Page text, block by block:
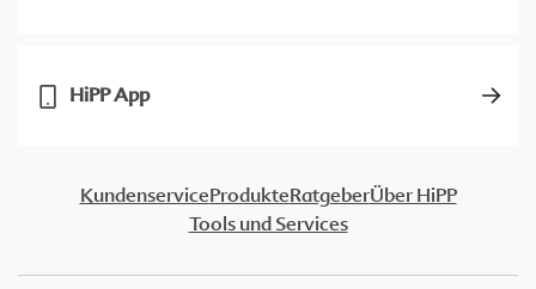
HiPP App
KundenserviceProdukteRatgeberÜber HiPP
Tools und Services